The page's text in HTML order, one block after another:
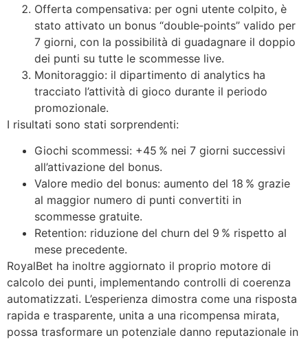
Offerta compensativa: per ogni utente colpito, è
stato attivato un bonus “double‑points” valido per
7 giorni, con la possibilità di guadagnare il doppio
dei punti su tutte le scommesse live.
Monitoraggio: il dipartimento di analytics ha
tracciato l’attività di gioco durante il periodo
promozionale.
I risultati sono stati sorprendenti:
Giochi scommessi: +45 % nei 7 giorni successivi
all’attivazione del bonus.
Valore medio del bonus: aumento del 18 % grazie
al maggior numero di punti convertiti in
scommesse gratuite.
Retention: riduzione del churn del 9 % rispetto al
mese precedente.
RoyalBet ha inoltre aggiornato il proprio motore di
calcolo dei punti, implementando controlli di coerenza
automatizzati. L’esperienza dimostra come una risposta
rapida e trasparente, unita a una ricompensa mirata,
possa trasformare un potenziale danno reputazionale in